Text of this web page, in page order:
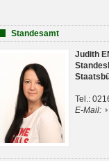
Standesamt
Judith
Tel.:
E-Mail: